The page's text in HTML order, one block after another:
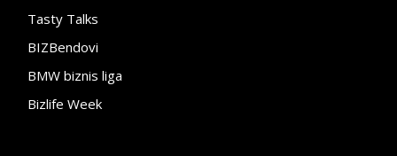
Tasty Talks
BIZBendovi
BMW biznis liga
Bizlife Week